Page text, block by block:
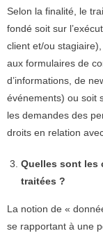
Selon la finalité, le
fondé soit sur
client et/ou
aux formulaires de
d’informations, de
événements) ou soit
les demandes des
droits en relation
Quelles sont les
traitées ?
La notion de «
se rapportant à une